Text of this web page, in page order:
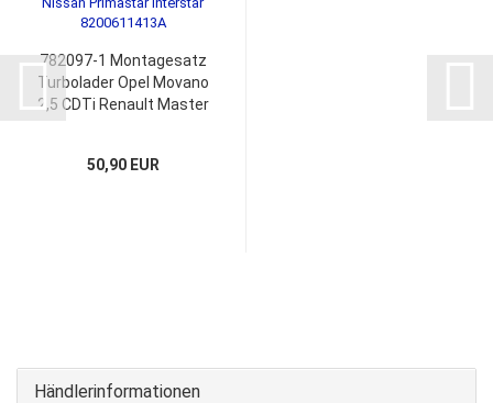
782097-1 Montagesatz
Turbolader Opel Movano
2,5 CDTi Renault Master
50,90 EUR
Händlerinformationen